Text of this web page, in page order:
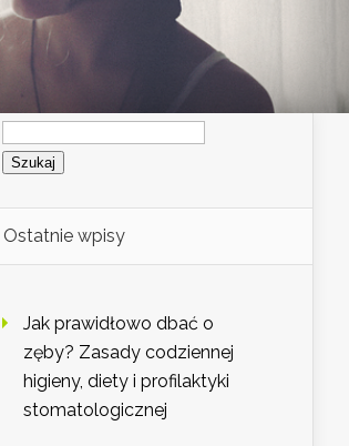
Szukaj:
Ostatnie wpisy
Jak prawidłowo dbać o
zęby? Zasady codziennej
higieny, diety i profilaktyki
stomatologicznej